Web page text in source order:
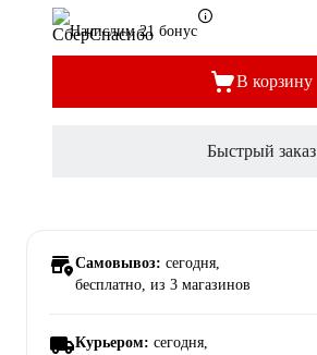
Начислим 21 бонус
В корзину
Быстрый заказ
Самовывоз: сегодня,
бесплатно, из 3 магазинов
Курьером: сегодня,